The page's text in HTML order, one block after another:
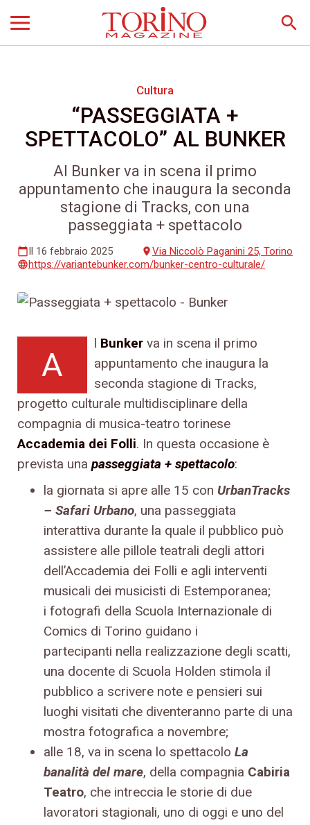
search
Cultura
“PASSEGGIATA +
SPETTACOLO” AL BUNKER
Al Bunker va in scena il primo
appuntamento che inaugura la seconda
stagione di Tracks, con una
passeggiata + spettacolo
calendar_todayIl 16 febbraio 2025 placeVia Niccolò Paganini 25, Torino
languagehttps://variantebunker.com/bunker-centro-culturale/
A
l Bunker va in scena il primo
appuntamento che inaugura la
seconda stagione di Tracks,
progetto culturale multidisciplinare della
compagnia di musica-teatro torinese
Accademia dei Folli. In questa occasione è
prevista una passeggiata + spettacolo:
la giornata si apre alle 15 con UrbanTracks
– Safari Urbano, una passeggiata
interattiva durante la quale il pubblico può
assistere alle pillole teatrali degli attori
dell’Accademia dei Folli e agli interventi
musicali dei musicisti di Estemporanea;
i fotografi della Scuola Internazionale di
Comics di Torino guidano i
partecipanti nella realizzazione degli scatti,
una docente di Scuola Holden stimola il
pubblico a scrivere note e pensieri sui
luoghi visitati che diventeranno parte di una
mostra fotografica a novembre;
alle 18, va in scena lo spettacolo La
banalità del mare, della compagnia Cabiria
Teatro, che intreccia le storie di due
lavoratori stagionali, uno di oggi e uno del